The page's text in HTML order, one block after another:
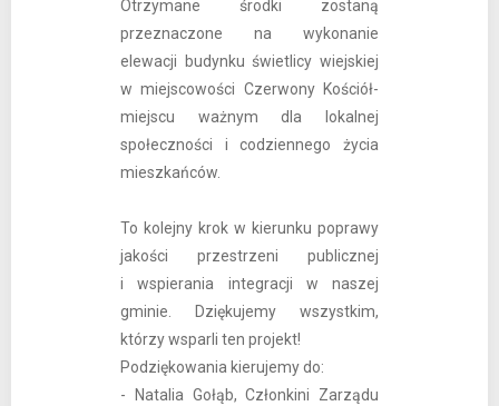
Otrzymane środki zostaną
przeznaczone na wykonanie
elewacji budynku świetlicy wiejskiej
w miejscowości Czerwony Kościół-
miejscu ważnym dla lokalnej
społeczności i codziennego życia
mieszkańców.
To kolejny krok w kierunku poprawy
jakości przestrzeni publicznej
i wspierania integracji w naszej
gminie. Dziękujemy wszystkim,
którzy wsparli ten projekt!
Podziękowania kierujemy do:
- Natalia Gołąb, Członkini Zarządu